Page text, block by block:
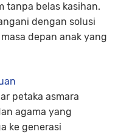
tanpa belas kasihan.
dengan solusi
depan anak yang
petaka asmara
agama yang
ke generasi